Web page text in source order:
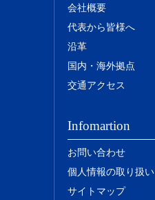
会社概要
代表から皆様へ
沿革
国内・海外拠点
交通アクセス
Infomartion
お問い合わせ
個人情報の取り扱い
サイトマップ